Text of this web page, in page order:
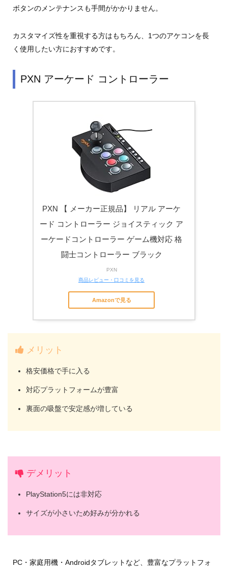
ボタンのメンテナンスも手間がかかりません。
カスタマイズ性を重視する方はもちろん、1つのアケコンを長
く使用したい方におすすめです。
PXN アーケード コントローラー
PXN 【 メーカー正規品】 リアル アーケ
ード コントローラー ジョイスティック ア
ーケードコントローラー ゲーム機対応 格
闘士コントローラー ブラック
PXN
商品レビュー・口コミを見る
Amazonで見る
メリット
格安価格で手に入る
対応プラットフォームが豊富
裏面の吸盤で安定感が増している
デメリット
PlayStation5には非対応
サイズが小さいため好みが分かれる
PC・家庭用機・Androidタブレットなど、豊富なプラットフォ